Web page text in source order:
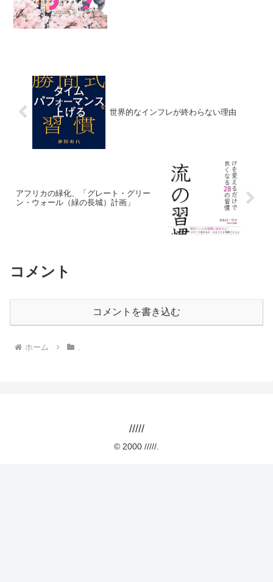
世界的なインフレが終わらない理由
アフリカの緑化、「グレート・グリー
ン・ウォール（緑の長城）計画」
コメント
コメントを書き込む
ホーム .
/////
© 2000 /////.